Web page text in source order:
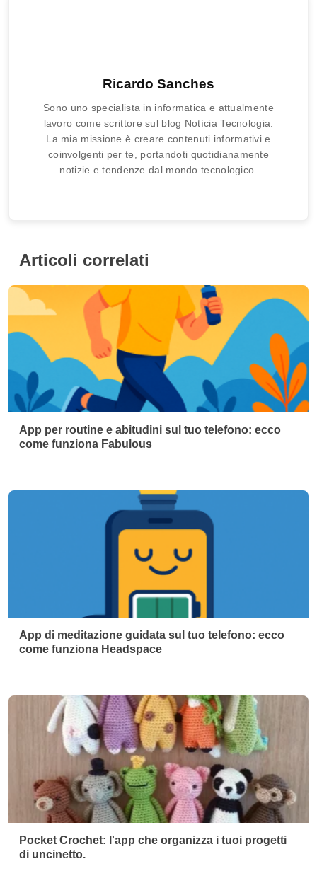
Ricardo Sanches
Sono uno specialista in informatica e attualmente
lavoro come scrittore sul blog Notícia Tecnologia.
La mia missione è creare contenuti informativi e
coinvolgenti per te, portandoti quotidianamente
notizie e tendenze dal mondo tecnologico.
Articoli correlati
App per routine e abitudini sul tuo telefono: ecco
come funziona Fabulous
App di meditazione guidata sul tuo telefono: ecco
come funziona Headspace
Pocket Crochet: l'app che organizza i tuoi progetti
di uncinetto.